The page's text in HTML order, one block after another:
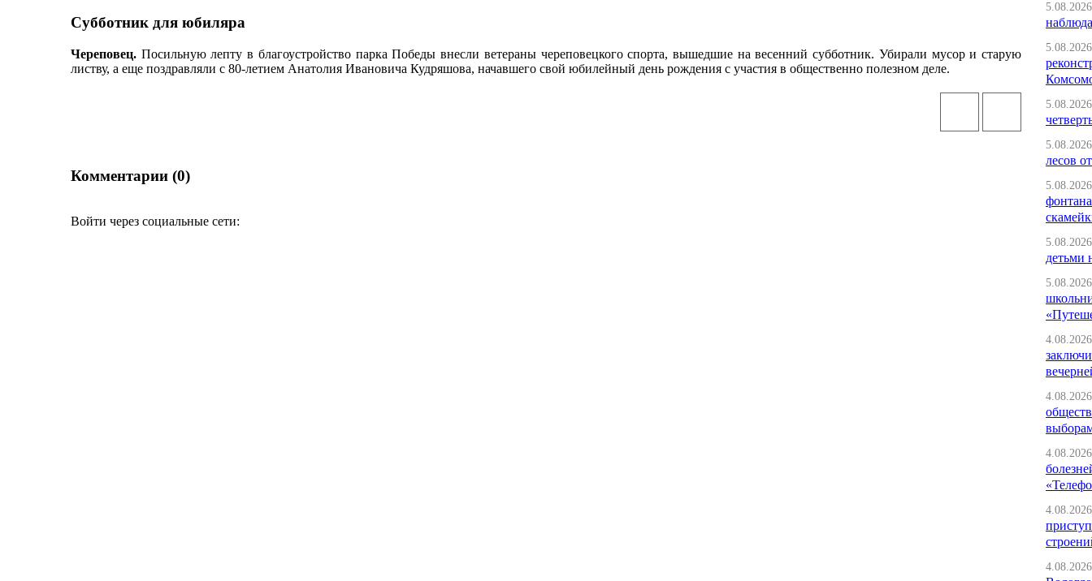
Субботник для юбиляра
Череповец. Посильную лепту в благоустройство парка Победы внесли ветераны череповецкого спорта, вышедшие на весенний субботник. Убирали мусор и старую
листву, а еще поздравляли с 80-летием Анатолия Ивановича Кудряшова, начавшего свой юбилейный день рождения с участия в общественно полезном деле.
Комментарии (0)
Войти через социальные сети:
лесов
детьми